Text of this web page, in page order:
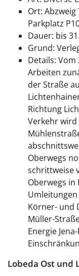
Ort:
Parkplatz
Dauer: bis
Grund:
Details: Vom
Arbeiten
der Straße
Richtung
Verkehr
Oberwegs
schrittweise
Oberwegs
Körner- und
Müller-
Energie
Lobeda Ost und